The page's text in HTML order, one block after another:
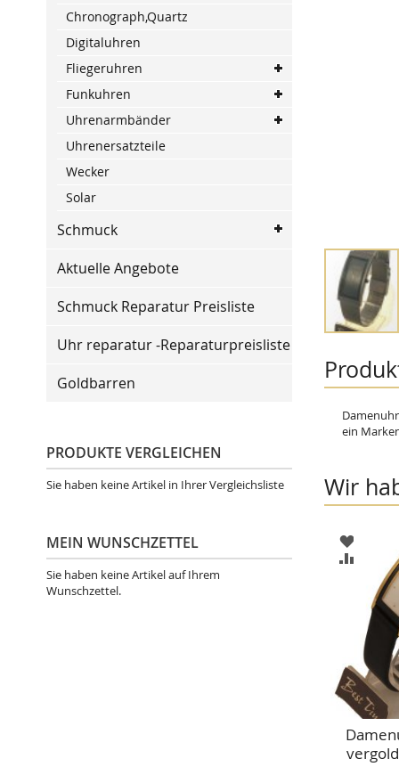
to
the
beginning
images
ein
Wir
ZUR
ZUR
Chronograph,Quartz
Digitaluhren
Fliegeruhren
Funkuhren
Uhrenarmbänder
Uhrenersatzteile
Wecker
Solar
Schmuck
Aktuelle Angebote
Schmuck Reparatur Preisliste
Uhr reparatur -Reparaturpreisliste
Goldbarren
PRODUKTE VERGLEICHEN
Sie haben keine Artikel in Ihrer Vergleichsliste
MEIN WUNSCHZETTEL
Sie haben keine Artikel auf Ihrem
Wunschzettel.